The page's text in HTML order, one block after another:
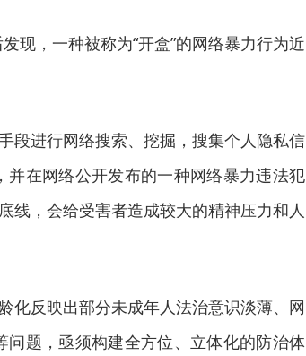
，一种被称为“开盒”的网络暴力行为近
进行网络搜索、挖掘，搜集个人隐私信
在网络公开发布的一种网络暴力违法犯
线，会给受害者造成较大的精神压力和人
反映出部分未成年人法治意识淡薄、网
题，亟须构建全方位、立体化的防治体